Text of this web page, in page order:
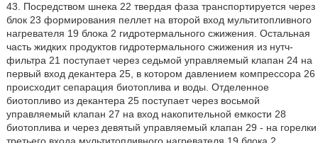
43.
Посредством шнека 22 твердая фаза транспортируется через
блок 23 формирования пеллет на второй вход мультитопливного
нагревателя 19 блока 2 гидротермального сжижения. Остальная
часть жидких продуктов гидротермального сжижения из нутч-
фильтра 21 поступает через седьмой управляемый клапан 24 на
первый вход декантера 25, в котором давлением компрессора 26
происходит сепарация биотоплива и воды. Отделенное
биотопливо из декантера 25 поступает через восьмой
управляемый клапан 27 на вход накопительной емкости 28
биотоплива и через девятый управляемый клапан 29 - на горелки